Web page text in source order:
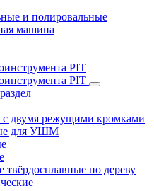
и полировальные
машина
PIT
PIT
c двумя режущими кромками
для УШМ
по дереву